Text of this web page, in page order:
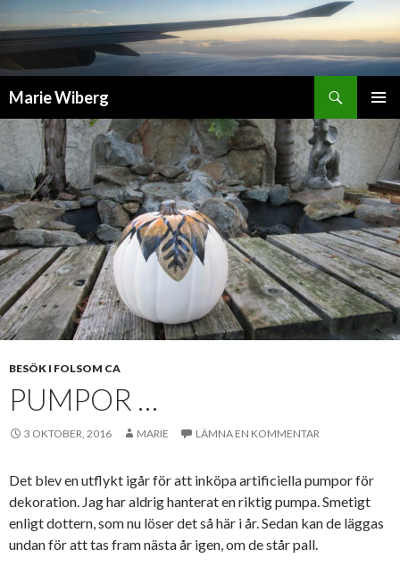
Marie Wiberg
PRIMÄR
MENY
TILL
INNEHÅLL
BESÖK I FOLSOM CA
PUMPOR …
3 OKTOBER, 2016 MARIE LÄMNA EN KOMMENTAR
Det blev en utflykt igår för att inköpa artificiella pumpor för
dekoration. Jag har aldrig hanterat en riktig pumpa. Smetigt
enligt dottern, som nu löser det så här i år. Sedan kan de läggas
undan för att tas fram nästa år igen, om de står pall.